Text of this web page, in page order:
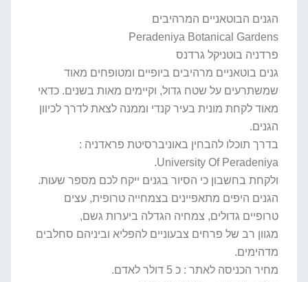
הגנים הבוטאניים המרהיבים
Peradeniya Botanical Gardens
פרדניה בוטניקל גרדנס
גנים בוטאניים מרהיבים ביופיים ומטופחים מאוד
שמשתרעים על שטח גדול, וקיימים מאות בשנים. כדאי
מאוד לקחת מונית בעיר קנדי וממנה לצאת לדרך לכיוון
הגנים.
בדרך תוכלו להבחין באוניברסיטת פראדניה :
University Of Peradeniya.
ולקחת בחשבון כי הסיור בגנים ייקח לכם מספר שעות.
הגנים היפים מתאפיינים בצמחייה טרופית, עצים
טרופיים גדולים, צמחיה הגדלה ביערות גשם,
מגוון רב של פרחים צבעוניים להפליא וביניהם סחלבים
מדהימים.
מחיר הכניסה לאתר : כ 5 דולר לאדם.